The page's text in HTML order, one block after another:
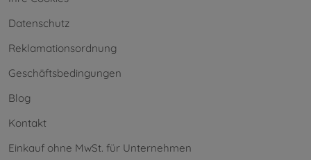
Datenschutz
Reklamationsordnung
Geschäftsbedingungen
Blog
Kontakt
Einkauf ohne MwSt. für Unternehmen